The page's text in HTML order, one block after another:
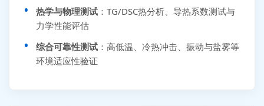
热学与物理测试 ：TG/DSC热分析、导热系数测试与
力学性能评估
综合可靠性测试 ：高低温、冷热冲击、振动与盐雾等
环境适应性验证